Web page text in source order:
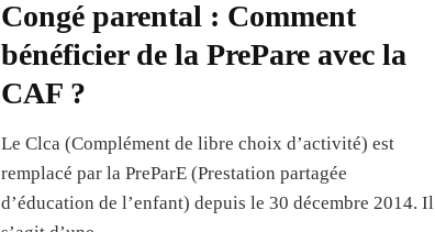
Congé parental : Comment
bénéficier de la PrePare avec la
CAF ?
Le Clca (Complément de libre choix d’activité) est
remplacé par la PreParE (Prestation partagée
d’éducation de l’enfant) depuis le 30 décembre 2014. Il